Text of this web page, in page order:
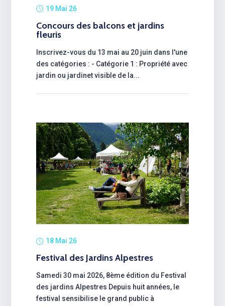
19 Mai 26
Concours des balcons et jardins
fleuris
Inscrivez-vous du 13 mai au 20 juin dans l'une
des catégories : - Catégorie 1 : Propriété avec
jardin ou jardinet visible de la...
18 Mai 26
Festival des Jardins Alpestres
Samedi 30 mai 2026, 8ème édition du Festival
des jardins Alpestres Depuis huit années, le
festival sensibilise le grand public à